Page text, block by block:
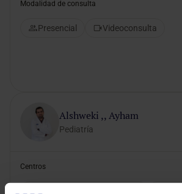
Modalidad de consulta
Presencial Videoconsulta
Alshweki ,, Ayham
Pediatría
Centros
HM